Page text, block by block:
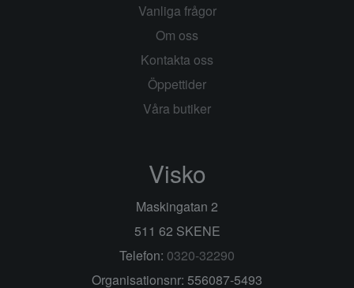
Vanliga frågor
Om oss
Kontakta oss
Öppettider
Våra butiker
Visko
Maskingatan 2
511 62 SKENE
Telefon: 0320-32290
Organisationsnr: 556087-5493